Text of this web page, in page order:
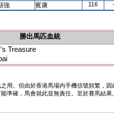
強 賓康 116
勝出馬匹血統
Treasure
用。但由於香港馬場內手機信號頻繁，
準確，馬會就此並無責任。至於賽馬結果,